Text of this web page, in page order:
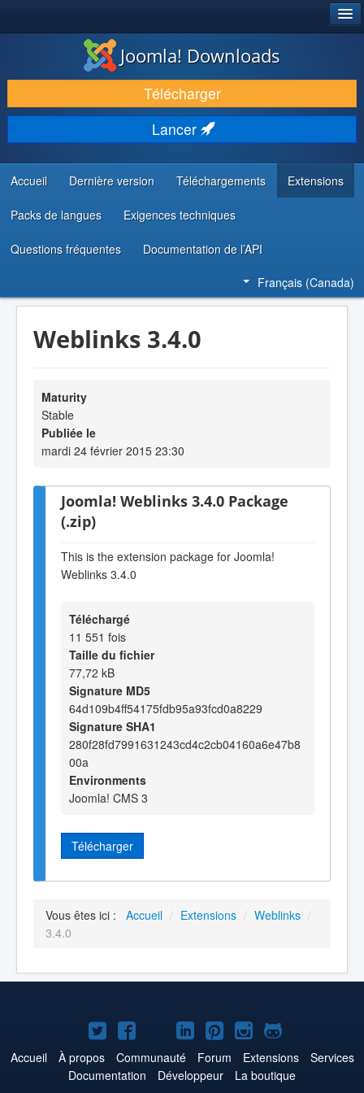
TÉLÉCHARGER & ENRICHIR
DÉCOUVRIR & APPRENDRE
COMMUNAUTÉ & SUPPORT
RESSOURCES DÉVELOPPEURS
Joomla! Downloads
Télécharger
Lancer
Accueil Dernière version Téléchargements Extensions
Packs de langues Exigences techniques
Questions fréquentes Documentation de l’API
Français (Canada)
Weblinks 3.4.0
Maturity
Stable
Publiée le
mardi 24 février 2015 23:30
Joomla! Weblinks 3.4.0 Package
(.zip)
This is the extension package for Joomla!
Weblinks 3.4.0
Téléchargé
11 551 fois
Taille du fichier
77,72 kB
Signature MD5
64d109b4ff54175fdb95a93fcd0a8229
Signature SHA1
280f28fd7991631243cd4c2cb04160a6e47b8
00a
Environments
Joomla! CMS 3
Télécharger
Vous êtes ici : Accueil / Extensions / Weblinks /
3.4.0
Joomla!
sur
Twitter
Joomla!
sur
Facebook
Joomla!
sur
YouTube
Joomla!
sur
LinkedIn
Joomla!
sur
Pinterest
Joomla!
sur
Instagram
Joomla!
sur
GitHub
Accueil À propos Communauté Forum Extensions
Services
Documentation
Développeur
La boutique